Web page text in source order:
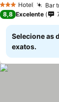
3 EstrelasHotel Bar
8,8 Excelente
Selecione as
exatos.